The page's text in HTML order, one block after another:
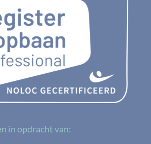
in opdracht van: